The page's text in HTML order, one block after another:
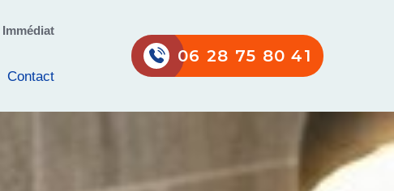
Contact
06 28 75 80 41